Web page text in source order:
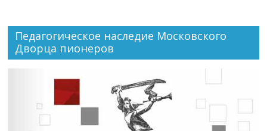
Педагогическое наследие Московского
Дворца пионеров